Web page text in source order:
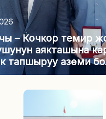
– Кочкор темир
аякташына
тапшыруу аземи